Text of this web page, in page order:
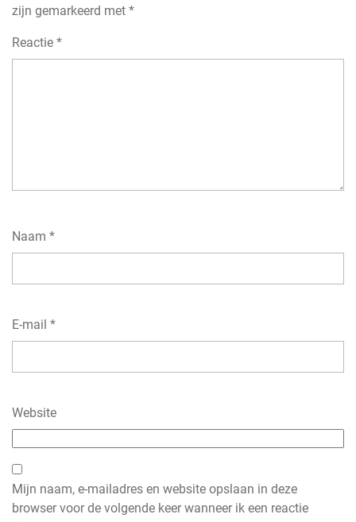
zijn gemarkeerd met *
Reactie *
Naam *
E-mail *
Website
Mijn naam, e-mailadres en website opslaan in deze
browser voor de volgende keer wanneer ik een reactie